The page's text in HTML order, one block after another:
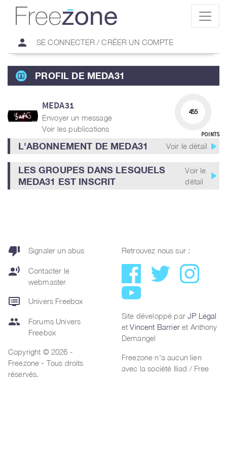
person SE CONNECTER / CRÉER UN COMPTE
PROFIL DE MEDA31
MEDA31
Envoyer un message
Voir les publications
455
POINTS
L'ABONNEMENT DE MEDA31 Voir le détail play_arrow
LES GROUPES DANS LESQUELS
MEDA31 EST INSCRIT
Voir le
détail
play_arrow
thumb_down Signaler un abus
record_voice_over
Contacter le
webmaster
dvr Univers Freebox
group
Forums Univers
Freebox
Copyright © 2026 -
Freezone - Tous droits
réservés.
Retrouvez nous sur :
Site développé parJP Legal
etVincent Barrieret Anthony
Demangel
Freezone n'a aucun lien
avec la société Iliad / Free